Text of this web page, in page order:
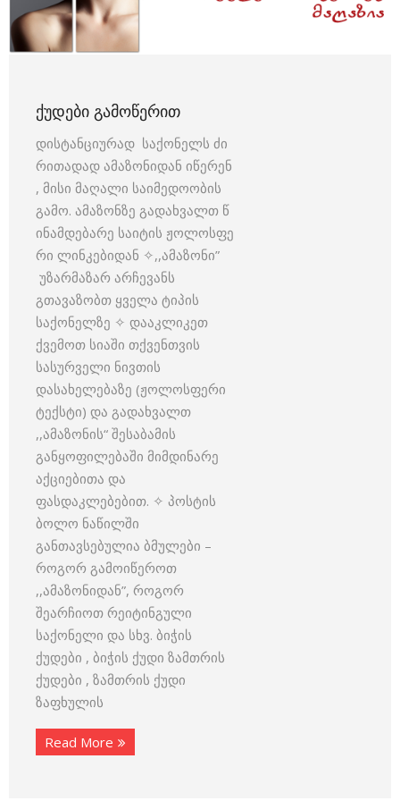
ᲥᲣᲓᲔᲑᲘ ᲒᲐᲛᲝᲬᲔᲠᲘᲗ
დისტანციურად საქონელს ძი
რითადად ამაზონიდან იწერენ
, მისი მაღალი საიმედოობის
გამო. ამაზონზე გადახვალთ წ
ინამდებარე საიტის ჟოლოსფე
რი ლინკებიდან ✧,,ამაზონი”
უზარმაზარ არჩევანს
გთავაზობთ ყველა ტიპის
საქონელზე ✧ დააკლიკეთ
ქვემოთ სიაში თქვენთვის
სასურველი ნივთის
დასახელებაზე (ჟოლოსფერი
ტექსტი) და გადახვალთ
,,ამაზონის“ შესაბამის
განყოფილებაში მიმდინარე
აქციებითა და
ფასდაკლებებით. ✧ პოსტის
ბოლო ნაწილში
განთავსებულია ბმულები –
როგორ გამოიწეროთ
,,ამაზონიდან”, როგორ
შეარჩიოთ რეიტინგული
საქონელი და სხვ. ბიჭის
ქუდები , ბიჭის ქუდი ზამთრის
ქუდები , ზამთრის ქუდი
ზაფხულის
Read More